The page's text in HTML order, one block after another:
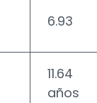
6.93
11.64
años